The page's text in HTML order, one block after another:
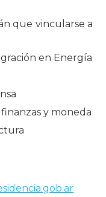
que vincularse a
en Energía
y moneda